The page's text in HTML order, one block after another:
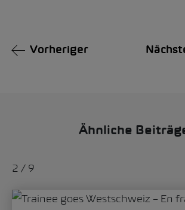
Vorheriger
Ähnliche
2 / 9